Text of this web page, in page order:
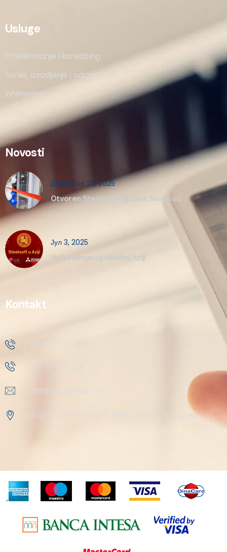
Usluge
Projektovanje i konsalting
Servis, izvodjenje i održavanje
Inženjering
Shop
Novosti
Децембар 23, 2025
Otvoren Steelsoft Ogranak Novi Sad
Јул 3, 2025
Naši inženjeri u dalekoj Aziji
Kontakt
+ 381 11 37 57 555
+ 381 18 41 51 230
prodaja@steelsoft.rs
Autoput za Novi Sad 71 11080, Zemun-Beograd